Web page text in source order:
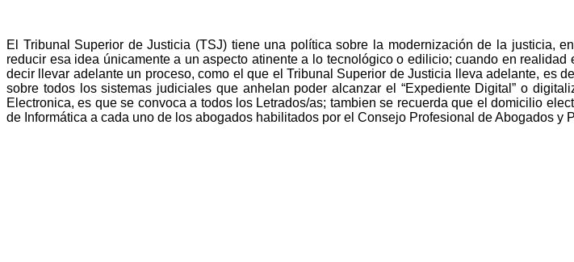
El Tribunal Superior de Justicia (TSJ) tiene una política sobre la modernización de la justicia,
reducir esa idea únicamente a un aspecto atinente a lo tecnológico o edilicio; cuando en
decir llevar adelante un proceso, como el que el Tribunal Superior de Justicia lleva adelante, es
sobre todos los sistemas judiciales que anhelan poder alcanzar el “Expediente Digital” o
Electronica, es que se convoca a todos los Letrados/as; tambien se recuerda que el domicilio
de Informática a cada uno de los abogados habilitados por el Consejo Profesional de Abogados y